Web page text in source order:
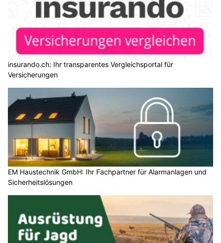
insurando.ch: Ihr transparentes Vergleichsportal für
Versicherungen
EM Haustechnik GmbH: Ihr Fachpartner für Alarmanlagen und
Sicherheitslösungen